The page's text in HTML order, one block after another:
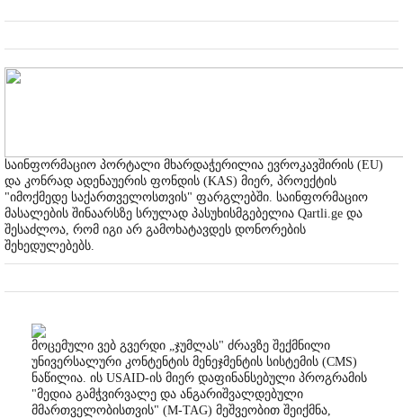
საინფორმაციო პორტალი მხარდაჭერილია ევროკავშირის (EU)
და კონრად ადენაუერის ფონდის (KAS) მიერ, პროექტის
"იმოქმედე საქართველოსთვის" ფარგლებში. საინფორმაციო
მასალების შინაარსზე სრულად პასუხისმგებელია Qartli.ge და
შესაძლოა, რომ იგი არ გამოხატავდეს დონორების
შეხედულებებს.
მოცემული ვებ გვერდი „ჯუმლას" ძრავზე შექმნილი
უნივერსალური კონტენტის მენეჯმენტის სისტემის (CMS)
ნაწილია. ის USAID-ის მიერ დაფინანსებული პროგრამის
"მედია გამჭვირვალე და ანგარიშვალდებული
მმართველობისთვის" (M-TAG) მეშვეობით შეიქმნა,